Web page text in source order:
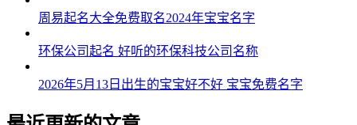
周易起名大全免费取名2024年宝宝名字
环保公司起名 好听的环保科技公司名称
2026年5月13日出生的宝宝好不好 宝宝免费名字